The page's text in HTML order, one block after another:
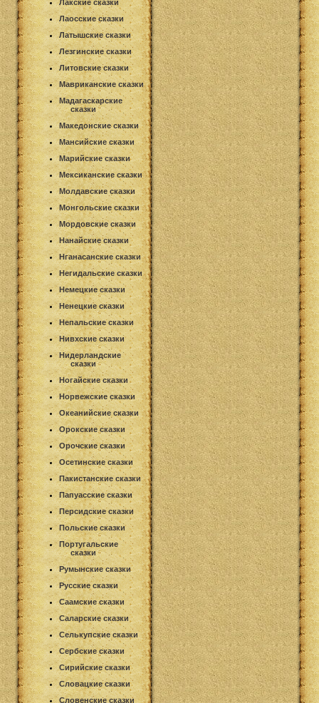
Лакские сказки
Лаосские сказки
Латышские сказки
Лезгинские сказки
Литовские сказки
Мавриканские сказки
Мадагаскарские
сказки
Македонские сказки
Мансийские сказки
Марийские сказки
Мексиканские сказки
Молдавские сказки
Монгольские сказки
Мордовские сказки
Нанайские сказки
Нганасанские сказки
Негидальские сказки
Немецкие сказки
Ненецкие сказки
Непальские сказки
Нивхские сказки
Нидерландские
сказки
Ногайские сказки
Норвежские сказки
Океанийские сказки
Орокские сказки
Орочские сказки
Осетинские сказки
Пакистанские сказки
Папуасские сказки
Персидские сказки
Польские сказки
Португальские
сказки
Румынские сказки
Русские сказки
Саамские сказки
Саларские сказки
Селькупские сказки
Сербские сказки
Сирийские сказки
Словацкие сказки
Словенские сказки